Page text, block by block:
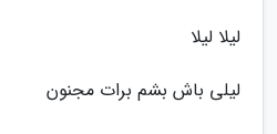
لیلا لیلا
لیلی باش بشم برات مجنون